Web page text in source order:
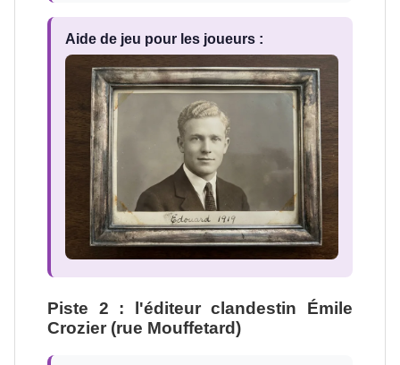
Aide de jeu pour les joueurs :
Piste 2 : l'éditeur clandestin Émile
Crozier (rue Mouffetard)